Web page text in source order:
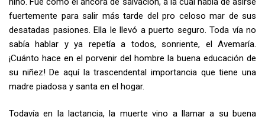
fuertemente para salir más tarde del pro­ celoso mar de sus
desatadas pasiones. Ella le llevó a puerto seguro. Toda­ vía no
sabía hablar y ya repetía a todos, sonriente, el Avemaría.
¡Cuánto hace en el porvenir del hombre la buena educación de
su niñez! De aquí la trascendental importancia que tiene una
madre piadosa y santa en el hogar.
Todavía en la lactancia, la muerte vino a llamar a su buena